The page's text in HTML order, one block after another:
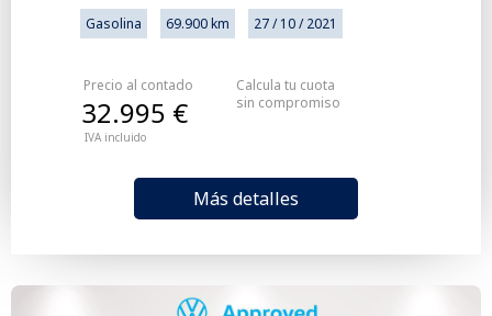
Gasolina 69.900 km 27 / 10 / 2021
Precio al contado
IVA incluido
32.995 €
Más detalles
Calcula tu cuota
sin compromiso